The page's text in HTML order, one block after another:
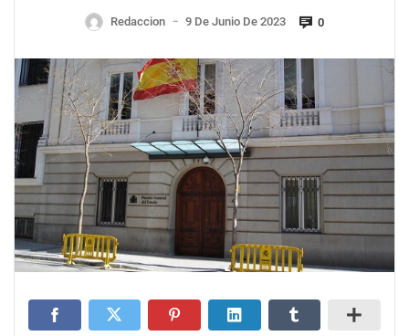
Redaccion — 9 De Junio De 2023 0